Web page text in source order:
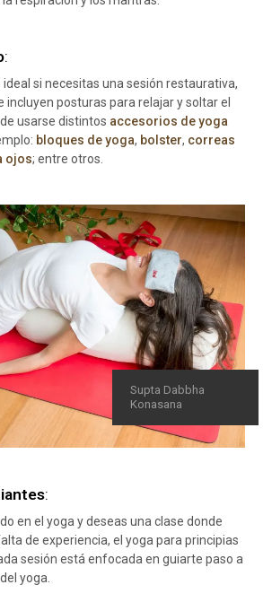
:
ideal si necesitas una sesión restaurativa,
incluyen posturas para relajar y soltar el
usarse distintos accesorios de yoga
bloques de yoga, bolster, correas
ojos; entre otros.
Supta Dabbha
Konasana
:
en el yoga y deseas una clase donde
de experiencia, el yoga para principias
sesión está enfocada en guiarte paso a
yoga.